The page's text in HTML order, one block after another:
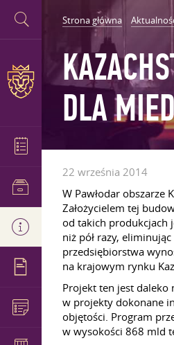
Strona główna
DLA
22 września 2014
W Pawłodar obszarze
Założycielem tej
od takich produkcjach
niż pół razy,
przedsiębiorstwa
na krajowym rynku
Projekt ten jest
w projekty dokonane
objętości. Program
w wysokości 868 mld